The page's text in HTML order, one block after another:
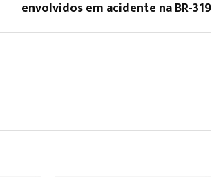
envolvidos em acidente na BR-319